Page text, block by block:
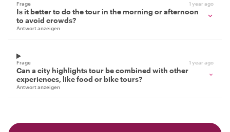
Frage 1 year ago
Is it better to do the tour in the morning or afternoon
to avoid crowds?
Antwort anzeigen
Frage 1 year ago
Can a city highlights tour be combined with other
experiences, like food or bike tours?
Antwort anzeigen